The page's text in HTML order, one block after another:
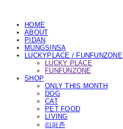
HOME
ABOUT
PIDAN
MUNGSINSA
LUCKYPLACE / FUNFUNZONE
LUCKY PLACE
FUNFUNZONE
SHOP
ONLY THIS MONTH
DOG
CAT
PET FOOD
LIVING
리퍼존